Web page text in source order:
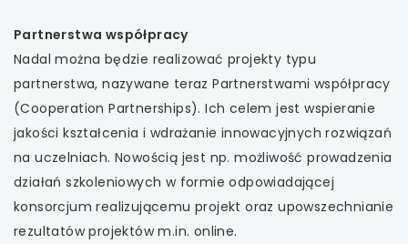
Partnerstwa współpracy
Nadal można będzie realizować projekty typu
partnerstwa, nazywane teraz Partnerstwami współpracy
(Cooperation Partnerships). Ich celem jest wspieranie
jakości kształcenia i wdrażanie innowacyjnych rozwiązań
na uczelniach. Nowością jest np. możliwość prowadzenia
działań szkoleniowych w formie odpowiadającej
konsorcjum realizującemu projekt oraz upowszechnianie
rezultatów projektów m.in. online.